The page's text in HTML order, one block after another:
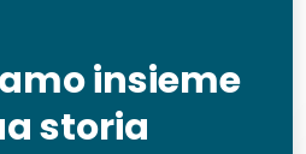
insieme
storia